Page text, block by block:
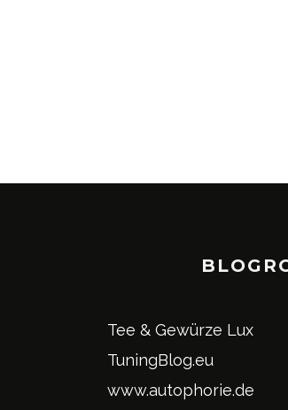
Tee & Gewürze Lux
TuningBlog.eu
www.autophorie.de